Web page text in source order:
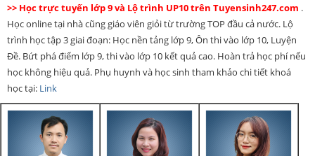
>> Học trực tuyến lớp 9 và Lộ trình UP10 trên Tuyensinh247.com .
Học online tại nhà cũng giáo viên giỏi từ trường TOP đầu cả nước. Lộ
trình học tập 3 giai đoạn: Học nền tảng lớp 9, Ôn thi vào lớp 10, Luyện
Đề. Bứt phá điểm lớp 9, thi vào lớp 10 kết quả cao. Hoàn trả học phí nếu
học không hiệu quả. Phụ huynh và học sinh tham khảo chi tiết khoá
học tại: Link